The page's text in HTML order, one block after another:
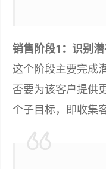
销售阶段1：识别
这个阶段主要完成
否要为该客户提供
个子目标，即收集